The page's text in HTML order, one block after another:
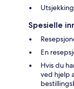
Spesielle
En
Hvis du
ved hjelp